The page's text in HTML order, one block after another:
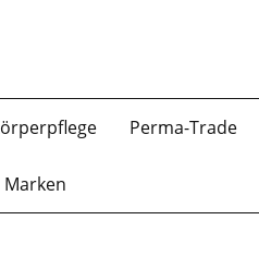
Perma-Trade
Marken